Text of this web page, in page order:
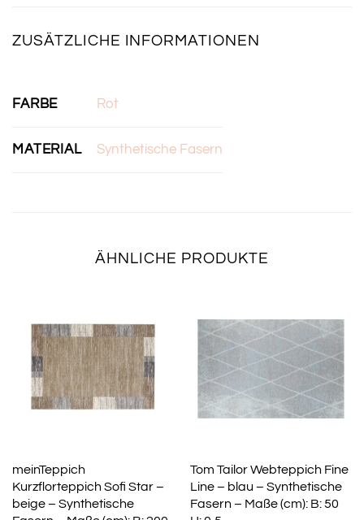
ZUSÄTZLICHE INFORMATIONEN
FARBE Rot
MATERIAL Synthetische Fasern
ÄHNLICHE PRODUKTE
meinTeppich
Kurzflorteppich Sofi Star –
beige – Synthetische
Tom Tailor Webteppich Fine
Line – blau – Synthetische
Fasern – Maße (cm): B: 50